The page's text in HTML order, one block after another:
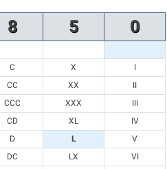
8 5 0
C X
I
CC XX
II
CCC XXX
III
CD XL
IV
D L
V
DC LX
VI